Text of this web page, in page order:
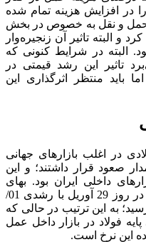
در افزایش هزینه تمام شده
حمل و نقل به خصوص در بخش
و البته تاثیر آن زنجیره‌وار
البته در شرایط کنونی که
تاثیر این رشد قیمتی در
باید منتظر اثرگذاری این
در اغلب بازارهای جهانی
صعود قرار داشتند؛ و این
داخلی ایران بود. بهای
بیلت فولادی CIS تحویل دریای سیاه در روز 29 آوریل با رشدی 01/
هر تن رسید؛ به این ترتیب در حالی که
فولاد در بازار داخل عمل
این نرخ است.